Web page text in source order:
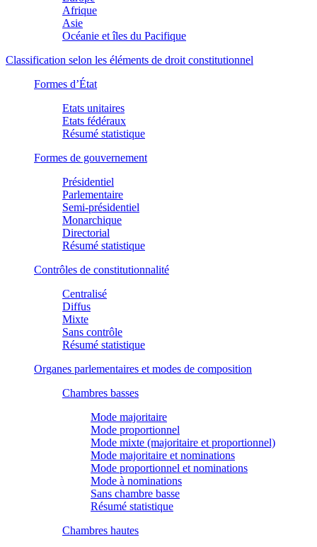
Afrique
Asie
Océanie et îles du Pacifique
Classification selon les éléments de droit constitutionnel
Formes d’État
Etats unitaires
Etats fédéraux
Résumé statistique
Formes de gouvernement
Présidentiel
Parlementaire
Semi-présidentiel
Monarchique
Directorial
Résumé statistique
Contrôles de constitutionnalité
Centralisé
Diffus
Mixte
Sans contrôle
Résumé statistique
Organes parlementaires et modes de composition
Chambres basses
Mode majoritaire
Mode proportionnel
Mode mixte (majoritaire et proportionnel)
Mode majoritaire et nominations
Mode proportionnel et nominations
Mode à nominations
Sans chambre basse
Résumé statistique
Chambres hautes